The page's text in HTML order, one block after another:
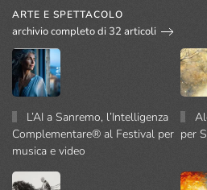
ARTE E SPETTACOLO
archivio completo di 32 articoli
L’AI a Sanremo, l’Intelligenza
Complementare® al Festival per
musica e video
per